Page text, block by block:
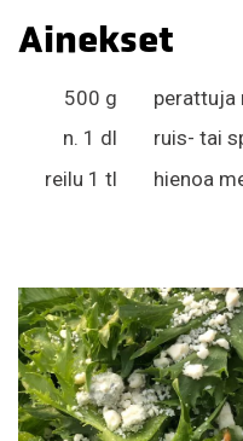
Ainekset
500 g
perattuja
n. 1 dl
ruis- tai
reilu 1 tl
hienoa